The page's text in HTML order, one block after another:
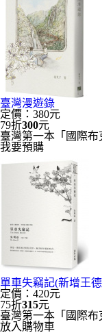
臺灣漫遊錄
定價：380元
79折300元
臺灣第一本「國際布
我要預購
單車失竊記(新增王
定價：420元
75折315元
臺灣第一本「國際布
放入購物車